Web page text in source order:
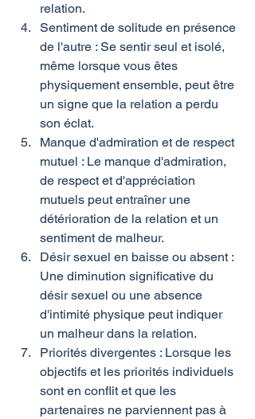
relation.
Sentiment de solitude en présence
de l'autre : Se sentir seul et isolé,
même lorsque vous êtes
physiquement ensemble, peut être
un signe que la relation a perdu
son éclat.
Manque d'admiration et de respect
mutuel : Le manque d'admiration,
de respect et d'appréciation
mutuels peut entraîner une
détérioration de la relation et un
sentiment de malheur.
Désir sexuel en baisse ou absent :
Une diminution significative du
désir sexuel ou une absence
d'intimité physique peut indiquer
un malheur dans la relation.
Priorités divergentes : Lorsque les
objectifs et les priorités individuels
sont en conflit et que les
partenaires ne parviennent pas à